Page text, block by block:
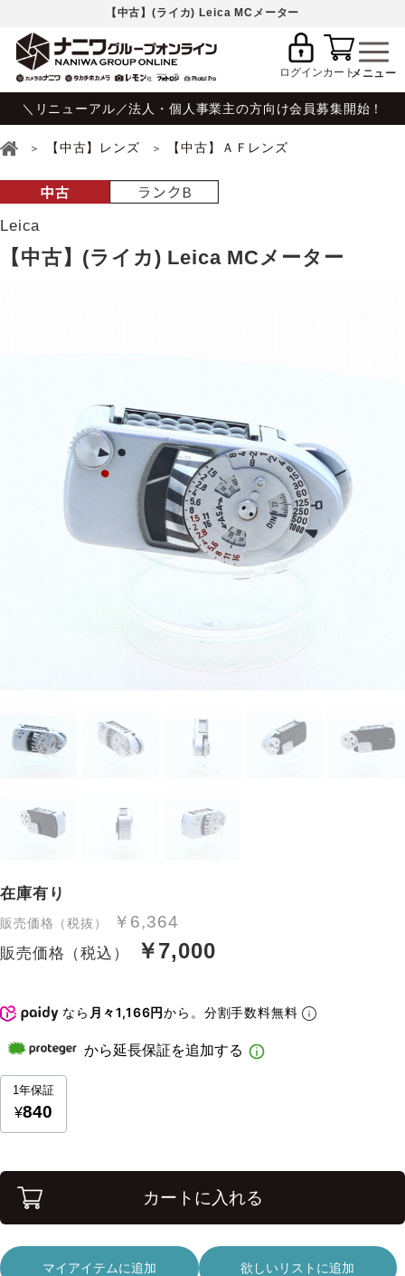
【中古】(ライカ) Leica MCメーター
ログインカート
＼リニューアル／法人・個人事業主の方向け会員募集開始！
【中古】レンズ 【中古】ＡＦレンズ
Leica
【中古】(ライカ) Leica MCメーター
在庫有り
販売価格（税抜） ￥6,364
販売価格（税込） ￥7,000
なら 月々1,166円から。分割手数料無料
カートに入れる
マイアイテムに追加 欲しいリストに追加